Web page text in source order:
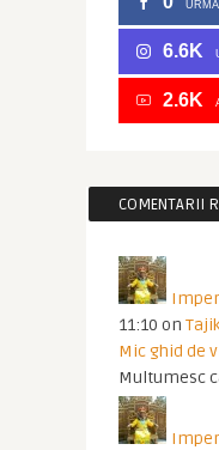
6.6K
2.6K
COMENTARII
11:10 on
Mic ghid de
Multumesc